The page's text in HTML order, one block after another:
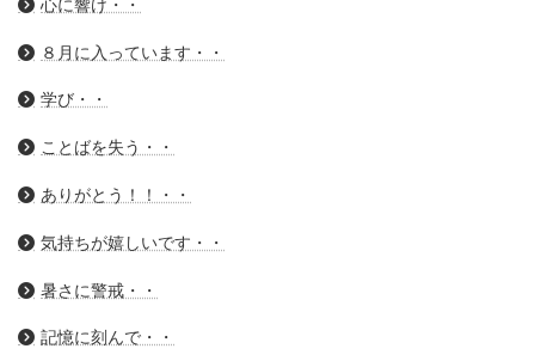
心に響け・・
８月に入っています・・
学び・・
ことばを失う・・
ありがとう！！・・
気持ちが嬉しいです・・
暑さに警戒・・
記憶に刻んで・・